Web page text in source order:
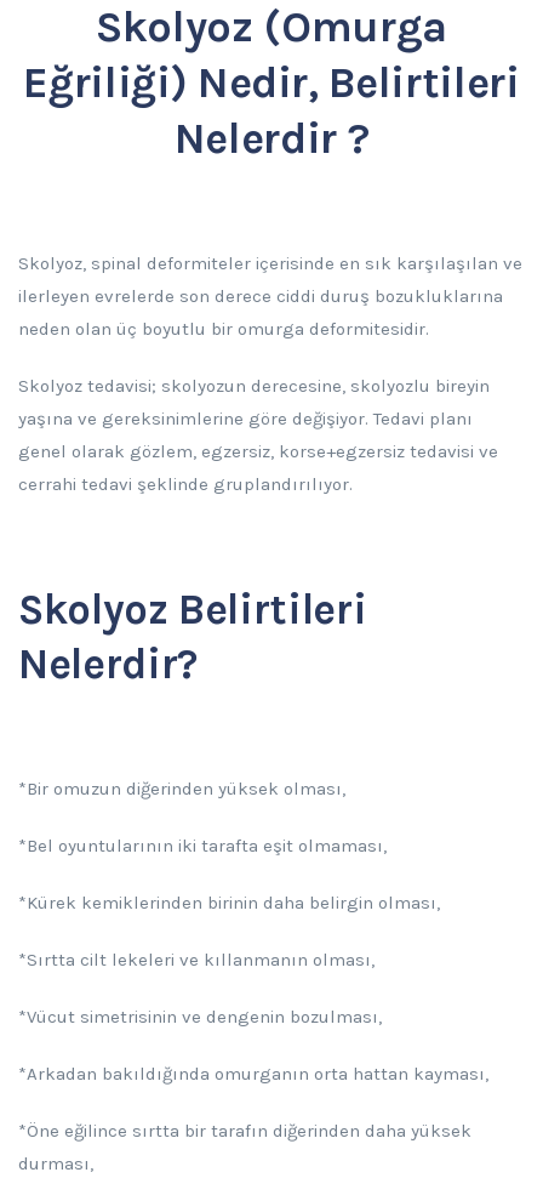
Skolyoz (Omurga
Eğriliği) Nedir, Belirtileri
Nelerdir ?
Skolyoz, spinal deformiteler içerisinde en sık karşılaşılan ve
ilerleyen evrelerde son derece ciddi duruş bozukluklarına
neden olan üç boyutlu bir omurga deformitesidir.
Skolyoz tedavisi; skolyozun derecesine, skolyozlu bireyin
yaşına ve gereksinimlerine göre değişiyor. Tedavi planı
genel olarak gözlem, egzersiz, korse+egzersiz tedavisi ve
cerrahi tedavi şeklinde gruplandırılıyor.
Skolyoz Belirtileri
Nelerdir?
*Bir omuzun diğerinden yüksek olması,
*Bel oyuntularının iki tarafta eşit olmaması,
*Kürek kemiklerinden birinin daha belirgin olması,
*Sırtta cilt lekeleri ve kıllanmanın olması,
*Vücut simetrisinin ve dengenin bozulması,
*Arkadan bakıldığında omurganın orta hattan kayması,
*Öne eğilince sırtta bir tarafın diğerinden daha yüksek
durması,